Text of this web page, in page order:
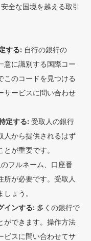
全な国境を越える取引
する: 自行の銀行の
意に識別する国際コー
このコードを見つける
サービスに問い合わせ
定する: 受取人の銀行
人から提供されるはず
が重要です。
フルネーム、口座番
所が必要です。受取人
ょう。
インする: 多くの銀行で
ができます。操作方法
ビスに問い合わせてサ